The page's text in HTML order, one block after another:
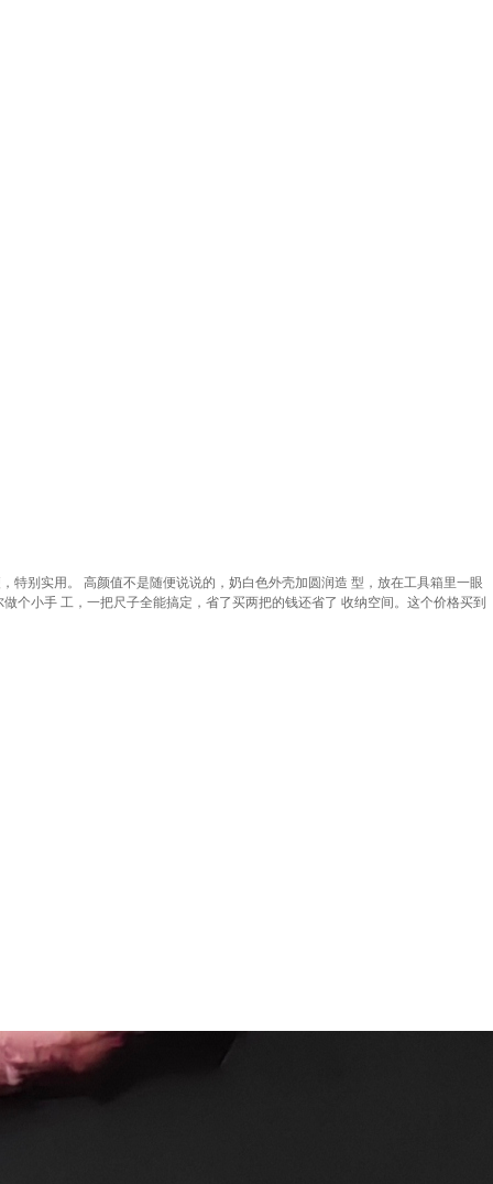
别实用。 高颜值不是随便说说的，奶白色外壳加圆润造 型，放在工具箱里一眼
个小手 工，一把尺子全能搞定，省了买两把的钱还省了 收纳空间。这个价格买到